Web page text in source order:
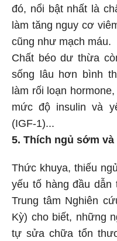
đó, nổi bật nhất là
làm tăng nguy cơ
cũng như mạch máu.
Chất béo dư thừa
sống lâu hơn bình
làm rối loạn
mức độ insulin và
(IGF-1)...
5. Thích ngủ sớm
Thức khuya, thiếu
yếu tố hàng đầu dẫn
Trung tâm Nghiên
Kỳ) cho biết, những
tự sửa chữa tổn